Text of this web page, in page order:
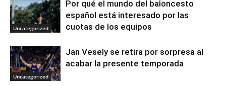
Uncategorized
Por qué el mundo del baloncesto
español está interesado por las
cuotas de los equipos
Uncategorized
Jan Vesely se retira por sorpresa al
acabar la presente temporada